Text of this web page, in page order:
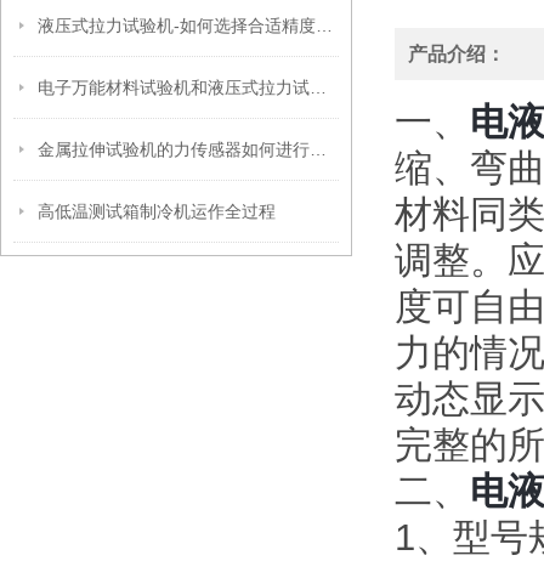
高低温测试箱制冷机运作全过程
产品介绍：
一、 电
缩、弯
材料同
调整。
度可自
力的情
动态显
完整的
二、 电
1、型号